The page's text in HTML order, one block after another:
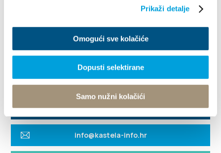
Prikaži detalje
Omogući sve kolačiće
Dopusti selektirane
Samo nužni kolačići
Villa Nika, Kamberovo šetalište 30
21216 Kaštel Stari, Hrvatska
Upute
+385 21 227 933
info@kastela-info.hr